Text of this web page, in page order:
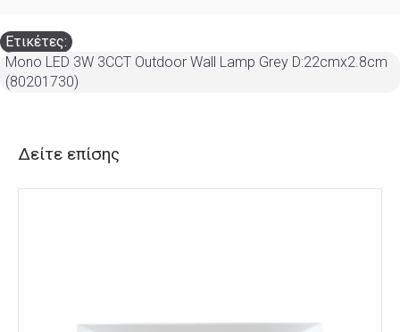
Ετικέτες:
Mono LED 3W 3CCT Outdoor Wall Lamp Grey D:22cmx2.8cm
(80201730)
Δείτε επίσης